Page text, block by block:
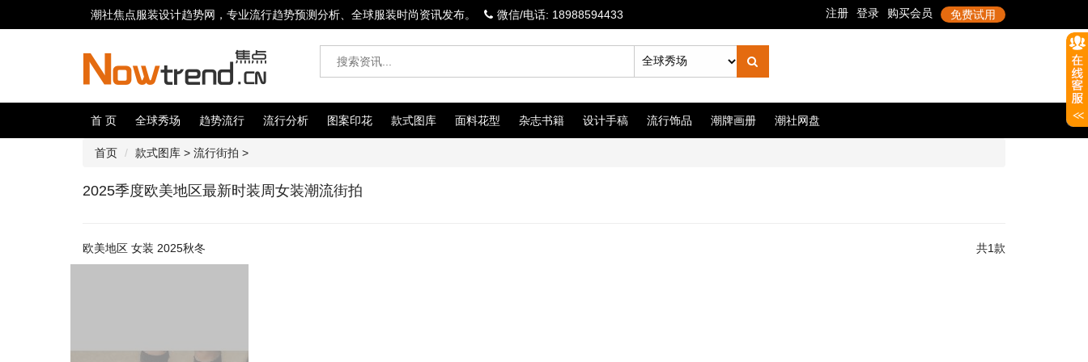
潮社焦点服装设计趋势网，专业流行趋势预测分析、全球服装时尚资讯发布。 微信/电话: 18988594433
首 页 全球秀场 趋势流行 流行分析 图案印花 款式图库 面料花型 杂志书籍 设计手稿 流行饰品 潮牌画册 潮社网盘
首页 款式图库 > 流行街拍 >
2025季度欧美地区最新时装周女装潮流街拍
欧美地区 女装 2025秋冬 共1款